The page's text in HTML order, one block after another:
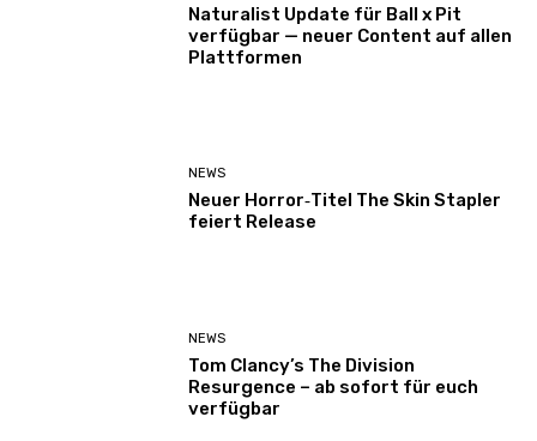
Naturalist Update für Ball x Pit
verfügbar — neuer Content auf allen
Plattformen
NEWS
Neuer Horror‑Titel The Skin Stapler
feiert Release
NEWS
Tom Clancy’s The Division
Resurgence – ab sofort für euch
verfügbar